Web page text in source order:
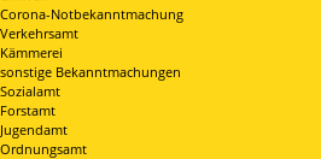
Corona-Notbekanntmachung
Verkehrsamt
Kämmerei
sonstige Bekanntmachungen
Sozialamt
Forstamt
Jugendamt
Ordnungsamt